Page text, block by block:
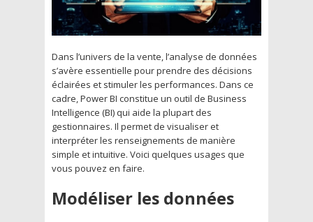
Dans l’univers de la vente, l’analyse de données
s’avère essentielle pour prendre des décisions
éclairées et stimuler les performances. Dans ce
cadre, Power BI constitue un outil de Business
Intelligence (BI) qui aide la plupart des
gestionnaires. Il permet de visualiser et
interpréter les renseignements de manière
simple et intuitive. Voici quelques usages que
vous pouvez en faire.
Modéliser les données